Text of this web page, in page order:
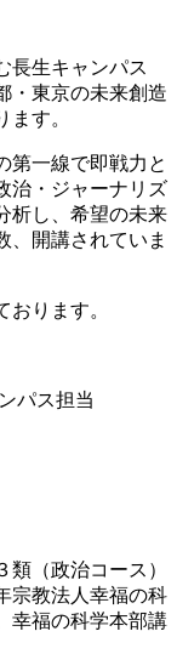
長生キャンパス
・東京の未来創造
す。
第一線で即戦力と
治・ジャーナリズ
析し、希望の未来
、開講されていま
ります。
パス担当
（政治コース）
宗教法人幸福の科
幸福の科学本部講